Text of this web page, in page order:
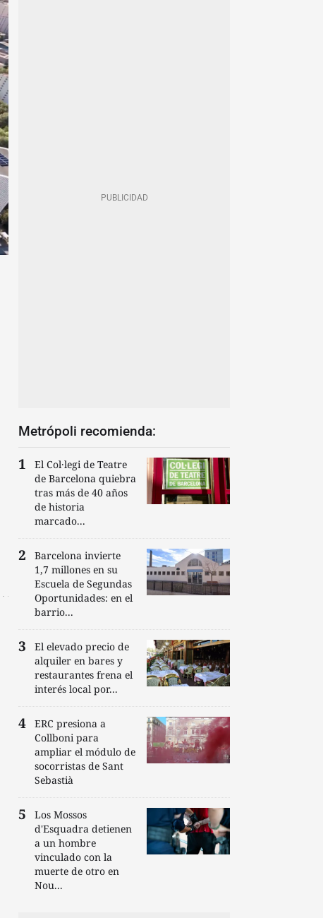
Metrópoli recomienda:
El Col·legi de Teatre
de Barcelona quiebra
tras más de 40 años
de historia
marcado...
Barcelona invierte
1,7 millones en su
Escuela de Segundas
Oportunidades: en el
barrio...
El elevado precio de
alquiler en bares y
restaurantes frena el
interés local por...
ERC presiona a
Collboni para
ampliar el módulo de
socorristas de Sant
Sebastià
Los Mossos
d'Esquadra detienen
a un hombre
vinculado con la
muerte de otro en
Nou...